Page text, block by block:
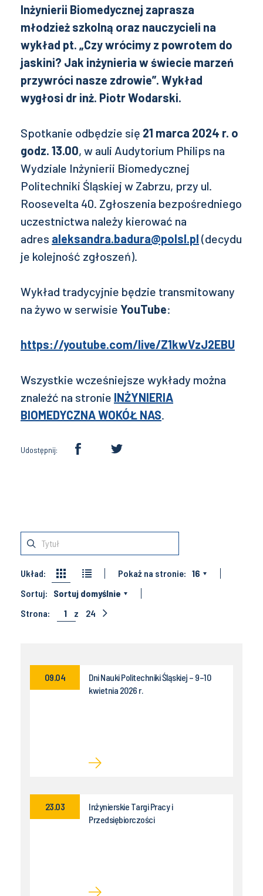
Inżynierii Biomedycznej zaprasza
młodzież szkolną oraz nauczycieli na
wykład pt. „Czy wrócimy z powrotem do
jaskini? Jak inżynieria w świecie marzeń
przywróci nasze zdrowie”. Wykład
wygłosi dr inż. Piotr Wodarski.
Spotkanie odbędzie się 21 marca 2024 r. o
godz. 13.00, w auli Audytorium Philips na
Wydziale Inżynierii Biomedycznej
Politechniki Śląskiej w Zabrzu, przy ul.
Roosevelta 40. Zgłoszenia bezpośredniego
uczestnictwa należy kierować na
adres aleksandra.badura@polsl.pl (decydu
je kolejność zgłoszeń).
Wykład tradycyjnie będzie transmitowany
na żywo w serwisie YouTube:
https://youtube.com/live/Z1kwVzJ2EBU
Wszystkie wcześniejsze wykłady można
znaleźć na stronie INŻYNIERIA
BIOMEDYCZNA WOKÓŁ NAS.
Udostępnij:
Układ: Pokaż na stronie: 16
Sortuj:
Sortuj domyślnie
Strona:
1 z 24
Dni Nauki Politechniki Śląskiej – 9–10
kwietnia 2026 r.
09.04
Inżynierskie Targi Pracy i
Przedsiębiorczości
23.03